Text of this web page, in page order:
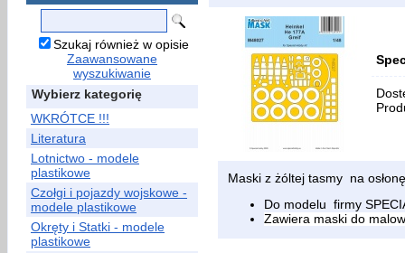
Szukaj również w opisie
Zaawansowane
wyszukiwanie
Wybierz kategorię
WKRÓTCE !!!
Literatura
Lotnictwo - modele
plastikowe
Czołgi i pojazdy wojskowe -
modele plastikowe
Okręty i Statki - modele
plastikowe
Maski z żóltej tasmy na
Do modelu firmy
Zawiera maski do